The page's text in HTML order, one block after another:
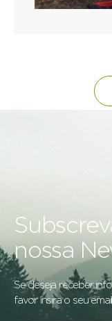
nossa
Se deseja receber
favor insira o seu